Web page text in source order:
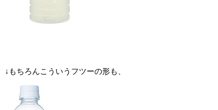
↓もちろんこういうフツーの形も、